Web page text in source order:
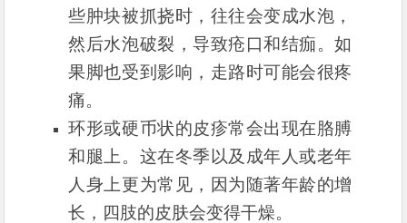
些肿块被抓挠时，往往会变成水泡，
然后水泡破裂，导致疮口和结痂。如
果脚也受到影响，走路时可能会很疼
痛。
环形或硬币状的皮疹常会出现在胳膊
和腿上。这在冬季以及成年人或老年
人身上更为常见，因为随著年龄的增
长，四肢的皮肤会变得干燥。